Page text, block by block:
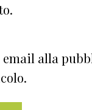
alla